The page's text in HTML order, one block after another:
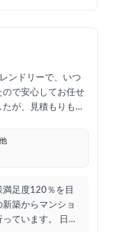
ンドリーで、いつ
で安心してお任せ
が、見積もりも何
とうございまし
足度120％を目
築からマンショ
ています。 日